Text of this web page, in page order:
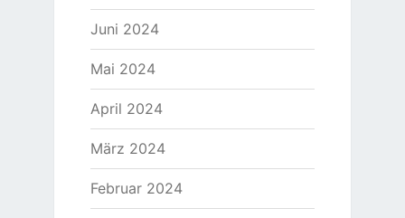
Juni 2024
Mai 2024
April 2024
März 2024
Februar 2024